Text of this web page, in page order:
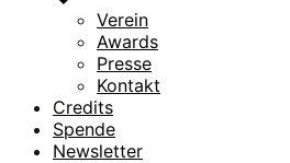
anzeigen
Verein
Awards
Presse
Kontakt
Credits
Spende
Newsletter